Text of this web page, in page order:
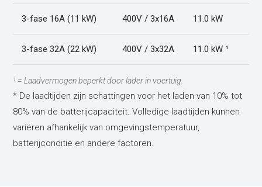
3-fase 16A (11 kW) 400V / 3x16A 11.0 kW
3-fase 32A (22 kW) 400V / 3x32A 11.0 kW ¹
¹ = Laadvermogen beperkt door lader in voertuig.
* De laadtijden zijn schattingen voor het laden van 10% tot
80% van de batterijcapaciteit. Volledige laadtijden kunnen
variëren afhankelijk van omgevingstemperatuur,
batterijconditie en andere factoren.